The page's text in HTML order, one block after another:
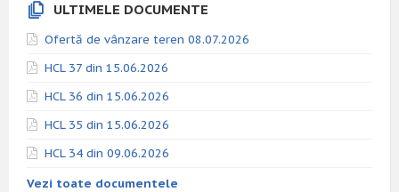
ULTIMELE DOCUMENTE
Ofertă de vânzare teren 08.07.2026
HCL 37 din 15.06.2026
HCL 36 din 15.06.2026
HCL 35 din 15.06.2026
HCL 34 din 09.06.2026
Vezi toate documentele